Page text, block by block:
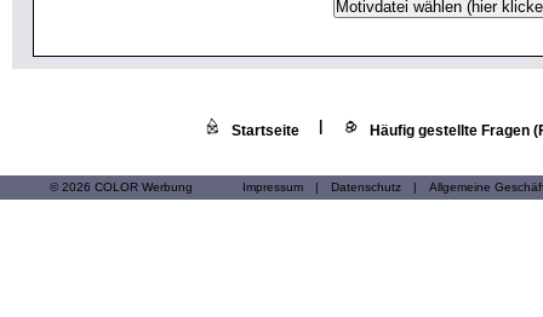
Startseite Häufig gestellte Fragen
© 2026 COLOR Werbung Impressum | Datenschutz | Allgemeine